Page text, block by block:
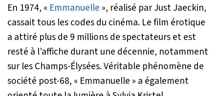
En 1974, « Emmanuelle », réalisé par Just Jaeckin,
cassait tous les codes du cinéma. Le film érotique
a attiré plus de 9 millions de spectateurs et est
resté à l’affiche durant une décennie, notamment
sur les Champs-Élysées. Véritable phénomène de
société post-68, « Emmanuelle » a également